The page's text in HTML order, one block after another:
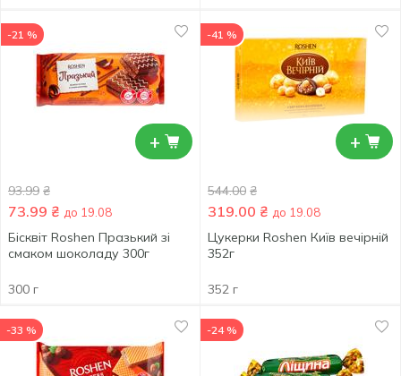
+
-21 %
93.99 ₴
73.99 ₴ до 19.08
Бісквіт Roshen Празький зі
смаком шоколаду 300г
300 г
+
-41 %
544.00 ₴
319.00 ₴ до 19.08
Цукерки Roshen Київ вечірній
352г
352 г
-33 % -24 %